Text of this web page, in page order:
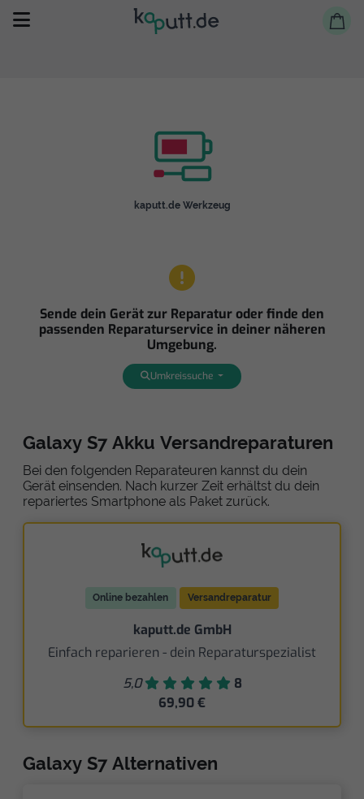
Selbst reparieren
kaputt.de Werkzeug
Sende dein Gerät zur Reparatur oder finde den
passenden Reparaturservice in deiner näheren
Umgebung.
Umkreissuche
Galaxy S7 Akku Versandreparaturen
Bei den folgenden Reparateuren kannst du dein
Gerät einsenden. Nach kurzer Zeit erhältst du dein
repariertes Smartphone als Paket zurück.
Online bezahlen Versandreparatur
kaputt.de GmbH
Einfach reparieren - dein Reparaturspezialist
5,0
8
69,90 €
Galaxy S7 Alternativen